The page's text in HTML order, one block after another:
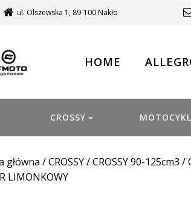
ul. Olszewska 1, 89-100 Nakło
HOME
CROSSY
główna /CROSSY/CROSSY 90-125cm3 /
LIMONKOWY